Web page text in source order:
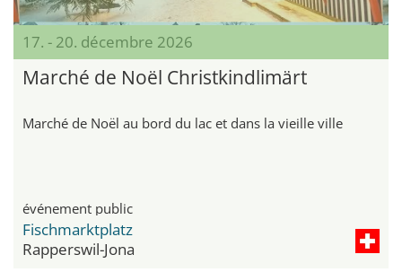
17. - 20. décembre 2026
Marché de Noël Christkindlimärt
Marché de Noël au bord du lac et dans la vieille ville
événement public
Fischmarktplatz
Rapperswil-Jona